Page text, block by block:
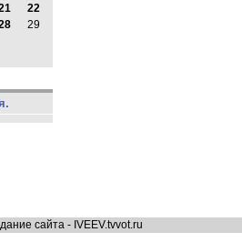
22
29
сайта - IVEEV.tvvot.ru